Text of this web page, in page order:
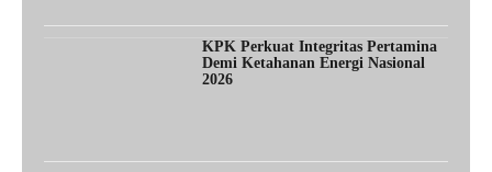
KPK Perkuat Integritas Pertamina
Demi Ketahanan Energi Nasional
2026